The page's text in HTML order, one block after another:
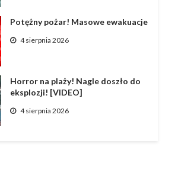
Potężny pożar! Masowe ewakuacje
4 sierpnia 2026
Horror na plaży! Nagle doszło do
eksplozji! [VIDEO]
4 sierpnia 2026